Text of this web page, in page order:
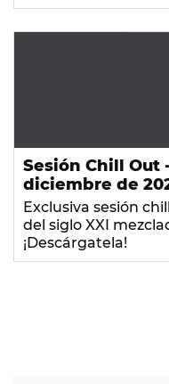
Sesión Chill Out
diciembre de
Exclusiva sesión
del siglo XXI
¡Descárgatela!